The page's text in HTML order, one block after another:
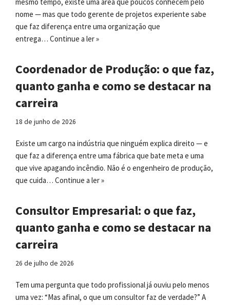
nome — mas que todo gerente de projetos experiente sabe
que faz diferença entre uma organização que
entrega… Continue a ler »
Coordenador de Produção: o que faz,
quanto ganha e como se destacar na
carreira
18 de junho de 2026
Existe um cargo na indústria que ninguém explica direito — e
que faz a diferença entre uma fábrica que bate meta e uma
que vive apagando incêndio. Não é o engenheiro de produção,
que cuida… Continue a ler »
Consultor Empresarial: o que faz,
quanto ganha e como se destacar na
carreira
26 de julho de 2026
Tem uma pergunta que todo profissional já ouviu pelo menos
uma vez: “Mas afinal, o que um consultor faz de verdade?” A